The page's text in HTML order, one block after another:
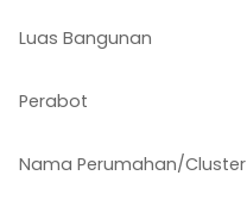
Luas Bangunan
Perabot
Nama Perumahan/Cluster